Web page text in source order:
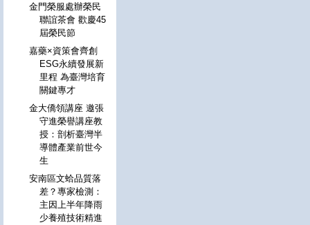
金門榮服處辦榮民
聯誼茶會 歡慶45
屆榮民節
嘉藥×資策會齊創
ESG永續發展新
里程 為臺灣培育
關鍵專才
金大僑領講座 邀張
守進榮譽講座教
授：剖析臺灣半
導體產業前世今
生
安南區文蛤品質落
差？專家檢測：
主因上半年降雨
少養殖技術精進